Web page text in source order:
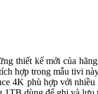
thiết kế mới của
hợp trong mẫu tivi
4K phù hợp với